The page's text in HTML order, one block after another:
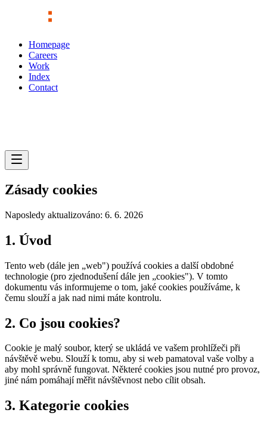
Homepage
Careers
Work
Index
Contact
Zásady cookies
Naposledy aktualizováno: 6. 6. 2026
1. Úvod
Tento web (dále jen „web") používá cookies a další obdobné
technologie (pro zjednodušení dále jen „cookies"). V tomto
dokumentu vás informujeme o tom, jaké cookies používáme, k
čemu slouží a jak nad nimi máte kontrolu.
2. Co jsou cookies?
Cookie je malý soubor, který se ukládá ve vašem prohlížeči při
návštěvě webu. Slouží k tomu, aby si web pamatoval vaše volby a
aby mohl správně fungovat. Některé cookies jsou nutné pro provoz,
jiné nám pomáhají měřit návštěvnost nebo cílit obsah.
3. Kategorie cookies